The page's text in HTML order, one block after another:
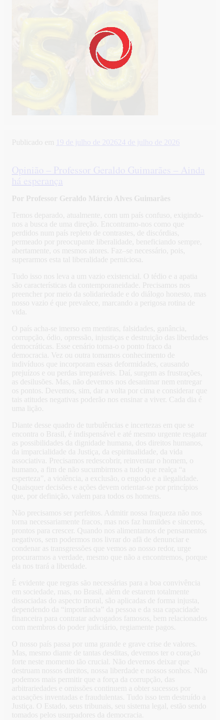
Publicado em 19 de julho de 2026 24 de julho de 2026
Opinião – Professor Geraldo Guimarães – Ainda
há esperança
Por Professor Geraldo Márcio Alves Guimarães
Temos deparado, atualmente, com um país confuso, exigindo-
nos a busca de uma direção. Encontramo-nos como que
perdidos num país repleto de contrastes, de discórdias,
permeado por preocupante liberalidade, beneficiando sempre,
abertamente, os mesmos atores. Faz–se necessário, pois,
superarmos esta tal liberalidade perniciosa.
Tudo isso nos leva a um vazio existencial. O tédio e a apatia
são características da contemporaneidade. Precisamos nos
preencher por meio da solidariedade e do diálogo honesto, mas
nosso vazio é que prevalece, marcando a perigosa rotina de
vida.
O país acha-se imerso em mentiras, falsidades, ganância,
corrupção, ódio, opressão, injustiças e destruição das liberdades
democráticas. Esse cenário torna-o o ponto fraco da
democracia. Vez ou outra tomamos conhecimento de
indivíduos que incorporam essas deformidades, causando
prejuízos e ou perdas irreparáveis. Daí, surgem as frustrações,
as desilusões. Mas, não devemos nos desanimar nem entregar
os pontos. Devemos, sim, dar a volta por cima e considerar que
tais atitudes negativas poderão nos ensinar a viver. Cada dia é
uma lição.
Diante desse quadro de turbulências e incertezas em que se
encontra o Brasil, é indispensável e até mesmo urgente resgatar
as possibilidades da dignidade humana, dos direitos humanos,
da imparcialidade da Justiça, da espiritualidade, da vida
associativa. Precisamos redescobrir, reinventar o homem, o
humano, a fim de não sucumbirmos a tudo que realça “a
esperteza”, a violência, a exclusão, o engodo e a ilegalidade.
Quaisquer decisões e ações devem orientar-se por princípios
que, por definição, valem para todos os homens.
Não precisamos ser perfeitos. Admitir nossa fraqueza não nos
torna necessariamente fracos, mas nos faz humildes e sinceros,
prontos para crescer. Quando nos alimentamos de pensamentos
negativos, sem podermos nos livrar do afã de denunciar e
condenar as transgressões que vemos ao nosso redor, urge
procurarmos a verdade, mesmo que não a encontremos, porque
ela nos trará a liberdade.
É evidente que regras são necessárias para a boa convivência
em sociedade, mas, no Brasil, além de estarem totalmente
dissociadas do aspecto moral, são aplicadas de forma injusta,
dependendo da “importância” da pessoa e da sua capacidade
financeira para contratar advogados famosos, bem relacionados
com membros do poder judiciário, regiamente pagos.
O nosso país passa por uma grande e grave crise de valores.
Mas, mesmo diante de tantas desditas, devemos ter o coração
forte neste momento tão crucial. Não devemos deixar que
destruam nossos direitos, nossa liberdade e nossos sonhos. Não
podemos mais permitir que a força da corrupção, das
arbitrariedades e omissões continuem a obter sucessos por
acusações inventadas e fraudulentas. Tudo isso tem destruído a
Justiça. O Estado, seus tribunais, seu sistema legal, estão sendo
tomados pelos usurpadores da democracia.